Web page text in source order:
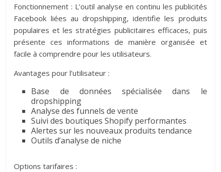
Fonctionnement : L’outil analyse en continu les publicités
Facebook liées au dropshipping, identifie les produits
populaires et les stratégies publicitaires efficaces, puis
présente ces informations de manière organisée et
facile à comprendre pour les utilisateurs.
Avantages pour l’utilisateur :
Base de données spécialisée dans le
dropshipping
Analyse des funnels de vente
Suivi des boutiques Shopify performantes
Alertes sur les nouveaux produits tendance
Outils d’analyse de niche
Options tarifaires :